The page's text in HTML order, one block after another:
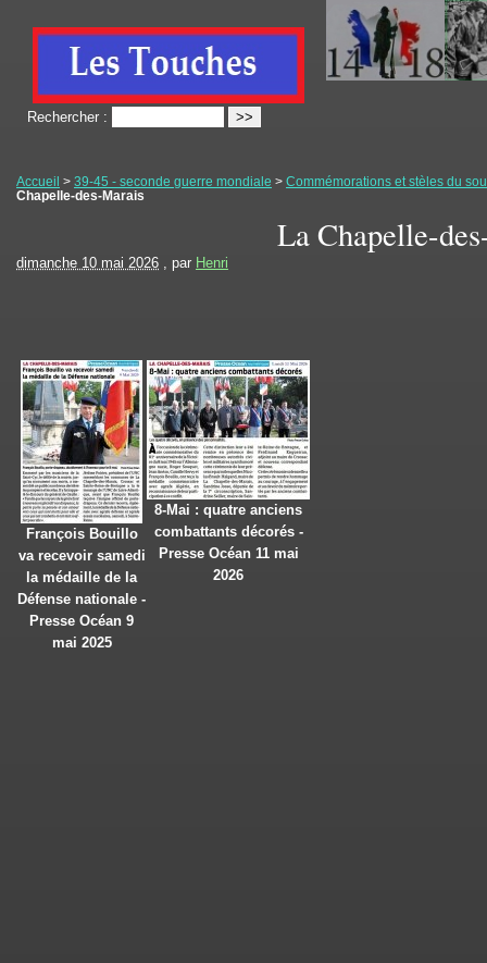
Rechercher :
Accueil > 39-45 - seconde guerre mondiale > Commémorations et stèles du
Chapelle-des-Marais
La Chapelle-
dimanche 10 mai 2026 , par Henri
François Bouillo
va recevoir samedi
la médaille de la
Défense nationale -
Presse Océan 9
mai 2025
8-Mai : quatre anciens
combattants décorés -
Presse Océan 11 mai
2026